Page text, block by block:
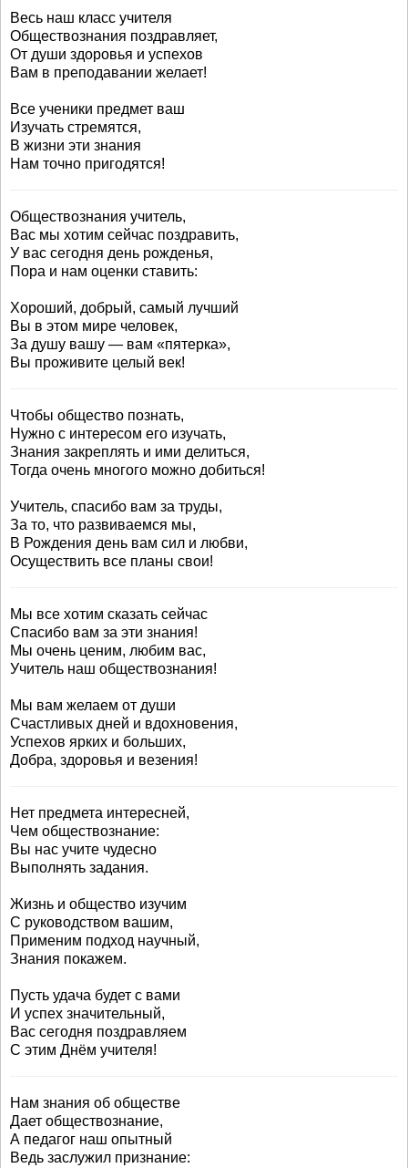
Весь наш класс учителя
Обществознания поздравляет,
От души здоровья и успехов
Вам в преподавании желает!
Все ученики предмет ваш
Изучать стремятся,
В жизни эти знания
Нам точно пригодятся!
Обществознания учитель,
Вас мы хотим сейчас поздравить,
У вас сегодня день рожденья,
Пора и нам оценки ставить:
Хороший, добрый, самый лучший
Вы в этом мире человек,
За душу вашу — вам «пятерка»,
Вы проживите целый век!
Чтобы общество познать,
Нужно с интересом его изучать,
Знания закреплять и ими делиться,
Тогда очень многого можно добиться!
Учитель, спасибо вам за труды,
За то, что развиваемся мы,
В Рождения день вам сил и любви,
Осуществить все планы свои!
Мы все хотим сказать сейчас
Спасибо вам за эти знания!
Мы очень ценим, любим вас,
Учитель наш обществознания!
Мы вам желаем от души
Счастливых дней и вдохновения,
Успехов ярких и больших,
Добра, здоровья и везения!
Нет предмета интересней,
Чем обществознание:
Вы нас учите чудесно
Выполнять задания.
Жизнь и общество изучим
С руководством вашим,
Применим подход научный,
Знания покажем.
Пусть удача будет с вами
И успех значительный,
Вас сегодня поздравляем
С этим Днём учителя!
Нам знания об обществе
Дает обществознание,
А педагог наш опытный
Ведь заслужил признание: